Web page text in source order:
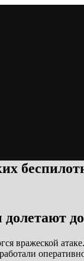
вражеской